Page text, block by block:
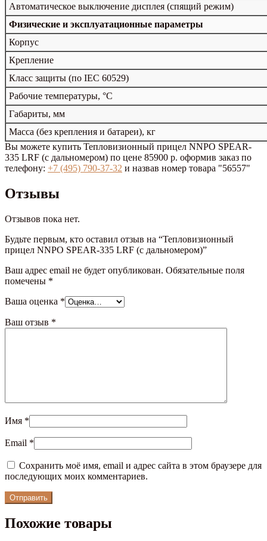
Автоматическое выключение дисплея (спящий режим)
Физические и эксплуатационные параметры
Корпус
Крепление
Класс защиты (по IEC 60529)
Рабочие температуры, °C
Габариты, мм
Масса (без крепления и батареи), кг
Вы можете купить Тепловизионный прицел NNPO SPEAR-
335 LRF (с дальномером) по цене 85900 р. оформив заказ по
телефону: +7 (495) 790-37-32 и назвав номер товара "56557"
Отзывы
Отзывов пока нет.
Будьте первым, кто оставил отзыв на “Тепловизионный
прицел NNPO SPEAR-335 LRF (с дальномером)”
Ваш адрес email не будет опубликован. Обязательные поля
помечены *
Ваша оценка *
Ваш отзыв *
Имя *
Email *
Сохранить моё имя, email и адрес сайта в этом браузере для
последующих моих комментариев.
Похожие товары